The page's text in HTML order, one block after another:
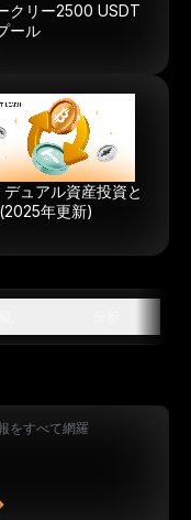
クリー2500 USDT
ール
ュアル資産投資と
年更新)
をすべて網羅